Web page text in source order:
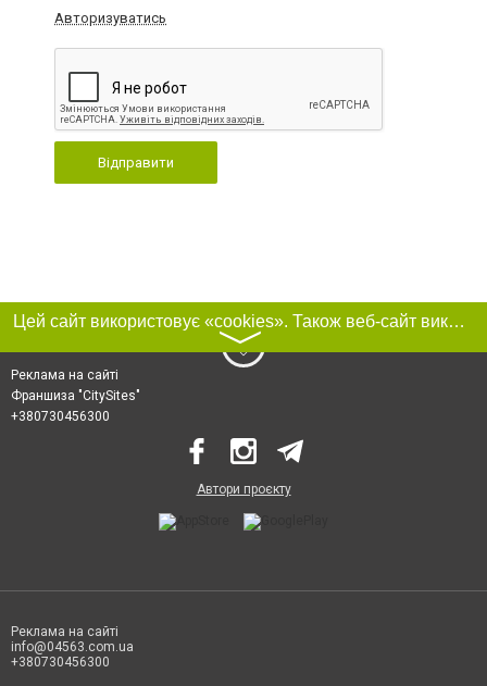
Авторизуватись
Відправити
Цей сайт використовує «cookies». Також веб-сайт використовує інтернет-сервіс для збору технічних даних стосовно відвідувачів з метою отримання маркетингової та статистичної інформації. Умови обробки даних відвідувачів сайту див.
〉
Реклама на сайті
Франшиза "CitySites"
+380730456300
Автори проєкту
Реклама на сайті
info@04563.com.ua
+380730456300